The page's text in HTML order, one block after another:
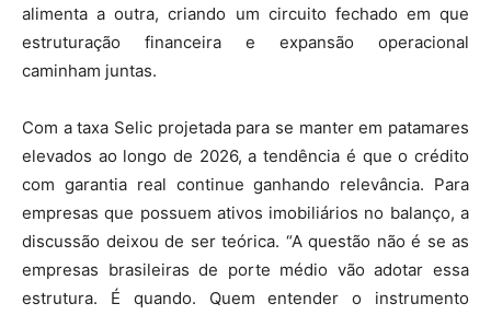
alimenta a outra, criando um circuito fechado em que
estruturação financeira e expansão operacional
caminham juntas.
Com a taxa Selic projetada para se manter em patamares
elevados ao longo de 2026, a tendência é que o crédito
com garantia real continue ganhando relevância. Para
empresas que possuem ativos imobiliários no balanço, a
discussão deixou de ser teórica. “A questão não é se as
empresas brasileiras de porte médio vão adotar essa
estrutura. É quando. Quem entender o instrumento